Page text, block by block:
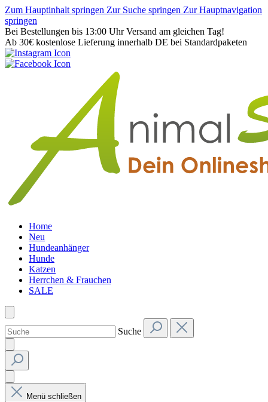
Zum Hauptinhalt springen Zur Suche springen Zur Hauptnavigation
springen
Bei Bestellungen bis 13:00 Uhr Versand am gleichen Tag!
Ab 30€ kostenlose Lieferung innerhalb DE bei Standardpaketen
Home
Neu
Hundeanhänger
Hunde
Katzen
Herrchen & Frauchen
SALE
Suche
Menü schließen